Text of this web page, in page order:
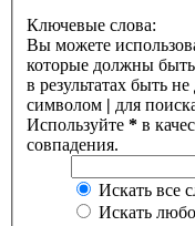
Ключевые слова:
Вы можете
которые должны быть
в результатах быть
символом | для
Используйте * в
совпадения.
Искать все
Искать